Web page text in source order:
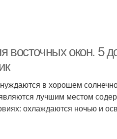
восточных окон. 5
в хорошем
лучшим местом
охлаждаются ночью и